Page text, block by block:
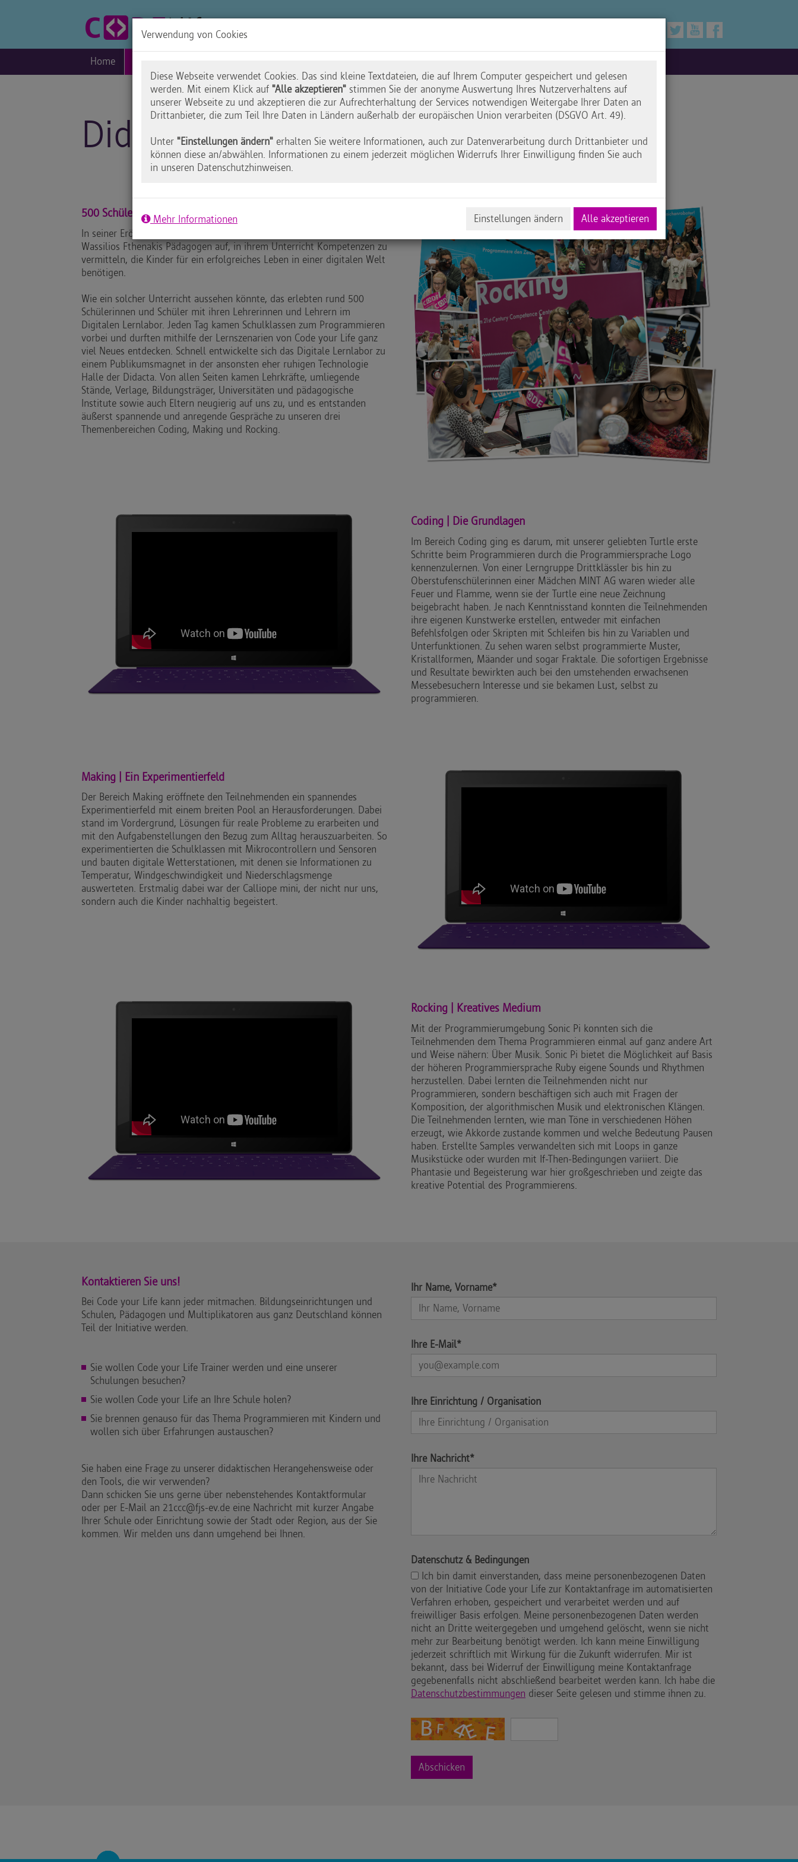
Home
Didacta 2017 - ein Rückblick
500 Schüler im Digitalen Lernlabor
In seiner Eröffnungsrede zur didacta 2017 forderte Gastgeber Prof. Dr.
Wassilios Fthenakis Pädagogen auf, in ihrem Unterricht Kompetenzen zu
vermitteln, die Kinder für ein erfolgreiches Leben in einer digitalen Welt
benötigen.
Wie ein solcher Unterricht aussehen könnte, das erlebten rund 500
Schülerinnen und Schüler mit ihren Lehrerinnen und Lehrern im
Digitalen Lernlabor. Jeden Tag kamen Schulklassen zum Programmieren
vorbei und durften mithilfe der Lernszenarien von Code your Life ganz
viel Neues entdecken. Schnell entwickelte sich das Digitale Lernlabor zu
einem Publikumsmagnet in der ansonsten eher ruhigen Technologie
Halle der Didacta. Von allen Seiten kamen Lehrkräfte, umliegende
Stände, Verlage, Bildungsträger, Universitäten und pädagogische
Institute sowie auch Eltern neugierig auf uns zu, und es entstanden
äußerst spannende und anregende Gespräche zu unseren drei
Themenbereichen Coding, Making und Rocking.
Coding | Die Grundlagen
Im Bereich Coding ging es darum, mit unserer geliebten Turtle erste
Schritte beim Programmieren durch die Programmiersprache Logo
kennenzulernen. Von einer Lerngruppe Drittklässler bis hin zu
Oberstufenschülerinnen einer Mädchen MINT AG waren wieder alle
Feuer und Flamme, wenn sie der Turtle eine neue Zeichnung
beigebracht haben. Je nach Kenntnisstand konnten die Teilnehmenden
ihre eigenen Kunstwerke erstellen, entweder mit einfachen
Befehlsfolgen oder Skripten mit Schleifen bis hin zu Variablen und
Unterfunktionen. Zu sehen waren selbst programmierte Muster,
Kristallformen, Mäander und sogar Fraktale. Die sofortigen Ergebnisse
und Resultate bewirkten auch bei den umstehenden erwachsenen
Messebesuchern Interesse und sie bekamen Lust, selbst zu
programmieren.
Making | Ein Experimentierfeld
Der Bereich Making eröffnete den Teilnehmenden ein spannendes
Experimentierfeld mit einem breiten Pool an Herausforderungen. Dabei
stand im Vordergrund, Lösungen für reale Probleme zu erarbeiten und
mit den Aufgabenstellungen den Bezug zum Alltag herauszuarbeiten. So
experimentierten die Schulklassen mit Mikrocontrollern und Sensoren
und bauten digitale Wetterstationen, mit denen sie Informationen zu
Temperatur, Windgeschwindigkeit und Niederschlagsmenge
auswerteten. Erstmalig dabei war der Calliope mini, der nicht nur uns,
sondern auch die Kinder nachhaltig begeistert.
Rocking | Kreatives Medium
Mit der Programmierumgebung Sonic Pi konnten sich die
Teilnehmenden dem Thema Programmieren einmal auf ganz andere Art
und Weise nähern: Über Musik. Sonic Pi bietet die Möglichkeit auf Basis
der höheren Programmiersprache Ruby eigene Sounds und Rhythmen
herzustellen. Dabei lernten die Teilnehmenden nicht nur
Programmieren, sondern beschäftigen sich auch mit Fragen der
Komposition, der algorithmischen Musik und elektronischen Klängen.
Die Teilnehmenden lernten, wie man Töne in verschiedenen Höhen
erzeugt, wie Akkorde zustande kommen und welche Bedeutung Pausen
haben. Erstellte Samples verwandelten sich mit Loops in ganze
Musikstücke oder wurden mit If-Then-Bedingungen variiert. Die
Phantasie und Begeisterung war hier großgeschrieben und zeigte das
kreative Potential des Programmierens.
Kontaktieren Sie uns!
Bei Code your Life kann jeder mitmachen. Bildungseinrichtungen und
Schulen, Pädagogen und Multiplikatoren aus ganz Deutschland können
Teil der Initiative werden.
Sie wollen Code your Life Trainer werden und eine unserer
Schulungen besuchen?
Sie wollen Code your Life an Ihre Schule holen?
Sie brennen genauso für das Thema Programmieren mit Kindern und
wollen sich über Erfahrungen austauschen?
Sie haben eine Frage zu unserer didaktischen Herangehensweise oder
den Tools, die wir verwenden?
Dann schicken Sie uns gerne über nebenstehendes Kontaktformular
oder per E-Mail an 21ccc@fjs-ev.de eine Nachricht mit kurzer Angabe
Ihrer Schule oder Einrichtung sowie der Stadt oder Region, aus der Sie
kommen. Wir melden uns dann umgehend bei Ihnen.
Ihr Name, Vorname*
Ihre E-Mail*
Ihre Einrichtung / Organisation
Ihre Nachricht*
Datenschutz & Bedingungen
Ich bin damit einverstanden, dass meine personenbezogenen Daten
von der Initiative Code your Life zur Kontaktanfrage im automatisierten
Verfahren erhoben, gespeichert und verarbeitet werden und auf
freiwilliger Basis erfolgen. Meine personenbezogenen Daten werden
nicht an Dritte weitergegeben und umgehend gelöscht, wenn sie nicht
mehr zur Bearbeitung benötigt werden. Ich kann meine Einwilligung
jederzeit schriftlich mit Wirkung für die Zukunft widerrufen. Mir ist
bekannt, dass bei Widerruf der Einwilligung meine Kontaktanfrage
gegebenenfalls nicht abschließend bearbeitet werden kann. Ich habe die
Datenschutzbestimmungen dieser Seite gelesen und stimme ihnen zu.
Verwendung von Cookies
Diese Webseite verwendet Cookies. Das sind kleine Textdateien, die auf Ihrem Computer gespeichert und gelesen
werden. Mit einem Klick auf "Alle akzeptieren" stimmen Sie der anonyme Auswertung Ihres Nutzerverhaltens auf
unserer Webseite zu und akzeptieren die zur Aufrechterhaltung der Services notwendigen Weitergabe Ihrer Daten an
Drittanbieter, die zum Teil Ihre Daten in Ländern außerhalb der europäischen Union verarbeiten (DSGVO Art. 49).
Unter "Einstellungen ändern" erhalten Sie weitere Informationen, auch zur Datenverarbeitung durch Drittanbieter und
können diese an/abwählen. Informationen zu einem jederzeit möglichen Widerrufs Ihrer Einwilligung finden Sie auch
in unseren Datenschutzhinweisen.
Mehr Informationen Einstellungen ändern Alle akzeptieren